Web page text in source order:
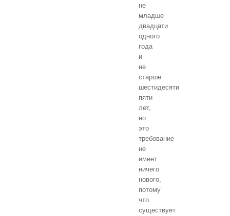
не
младше
двадцати
одного
года
и
не
старше
шестидесяти
пяти
лет,
но
это
требование
не
имеет
ничего
нового,
потому
что
существует